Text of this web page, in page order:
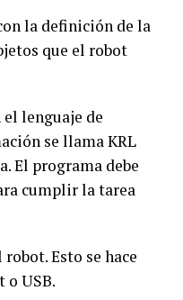
la definición de la
que el robot
el lenguaje de
se llama KRL
El programa debe
cumplir la tarea
Esto se hace
o USB.